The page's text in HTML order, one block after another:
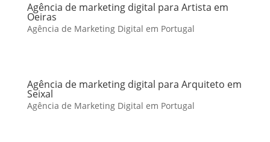
Agência de marketing digital para Artista em
Oeiras
Agência de Marketing Digital em Portugal
Agência de marketing digital para Arquiteto em
Seixal
Agência de Marketing Digital em Portugal